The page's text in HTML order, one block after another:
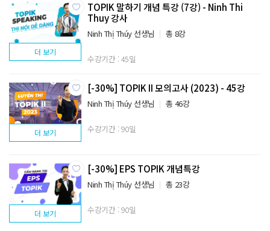
TOPIK 말하기 개념 특강 (7강) - Ninh Thi
Thuy 강사
Ninh Thị Thúy 선생님 총 8강
수강기간 : 45일
더 보기
[-30%] TOPIK II 모의고사 (2023) - 45강
Ninh Thị Thúy 선생님 총 46강
수강기간 : 90일
더 보기
[-30%] EPS TOPIK 개념특강
Ninh Thị Thúy 선생님 총 23강
수강기간 : 90일
더 보기